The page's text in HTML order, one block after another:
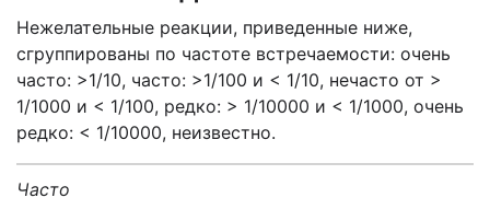
Нежелательные реакции, приведенные ниже,
сгруппированы по частоте встречаемости: очень
часто: >1/10, часто: >1/100 и < 1/10, нечасто от >
1/1000 и < 1/100, редко: > 1/10000 и < 1/1000, очень
редко: < 1/10000, неизвестно.
Часто